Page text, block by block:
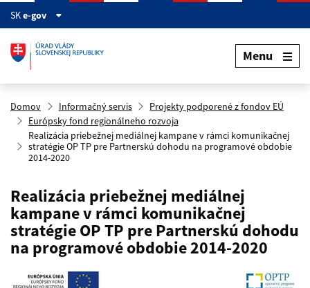
Preskočiť na hlavný obsah
SKe-gov
Menu
Domov Informačný servis
Projekty podporené z fondov EÚ
Európsky fond regionálneho rozvoja
Realizácia priebežnej mediálnej kampane v rámci komunikačnej
stratégie OP TP pre Partnerskú dohodu na programové obdobie
2014-2020
Realizácia priebežnej mediálnej
kampane v rámci komunikačnej
stratégie OP TP pre Partnerskú dohodu
na programové obdobie 2014-2020